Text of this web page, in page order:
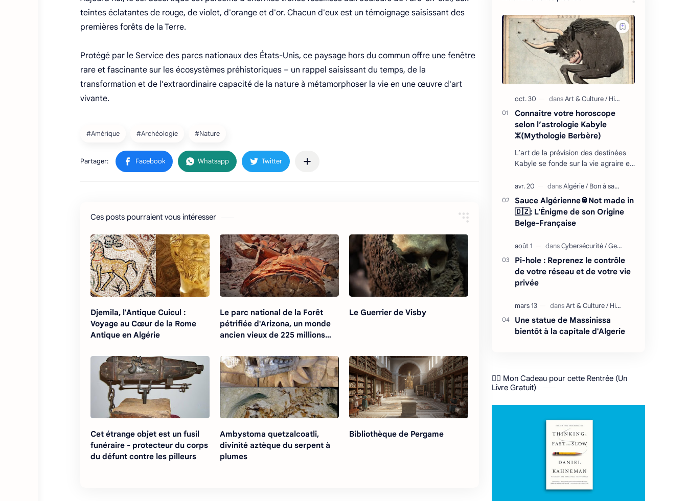
teintes éclatantes de rouge, de violet, d'orange et d'or. Chacun d'eux est un témoignage saisissant des
premières forêts de la Terre.
Protégé par le Service des parcs nationaux des États-Unis, ce paysage hors du commun offre une fenêtre
rare et fascinante sur les écosystèmes préhistoriques – un rappel saisissant du temps, de la
transformation et de l'extraordinaire capacité de la nature à métamorphoser la vie en une œuvre d'art
vivante.
Ces posts pourraient vous intéresser
Djemila, l'Antique Cuicul :
Voyage au Cœur de la Rome
Antique en Algérie
Le parc national de la Forêt
pétrifiée d'Arizona, un monde
ancien vieux de 225 millions
Le Guerrier de Visby
Cet étrange objet est un fusil
funéraire - protecteur du corps
du défunt contre les pilleurs
Ambystoma quetzalcoatli,
divinité aztèque du serpent à
plumes
Bibliothèque de Pergame
Connaitre votre horoscope
selon l’astrologie Kabyle
ⵣ(Mythologie Berbère)
L’art de la prévision des destinées
Kabyle se fonde sur la vie agraire et
avec son environnement : retour
cycliq…
Sauce Algérienne🥫Not made in
🇩🇿: L'Énigme de son Origine
Belge-Française
Pi-hole : Reprenez le contrôle
de votre réseau et de votre vie
privée
Une statue de Massinissa
bientôt à la capitale d'Algerie
❤️‍🔥 Mon Cadeau pour cette Rentrée (Un
Livre Gratuit)